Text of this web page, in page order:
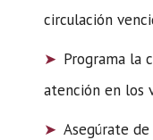
circulación
Programa la
atención en los
Asegúrate